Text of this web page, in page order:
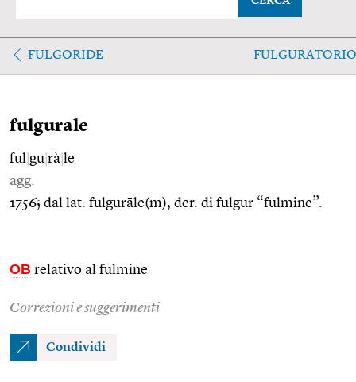
FULGORIDE FULGURATORIO
fulgurale
ful gu rà le
agg.
1756; dal lat. fulgurāle(m), der. di fulgur “fulmine”.
OB relativo al fulmine
Correzioni e suggerimenti
Condividi